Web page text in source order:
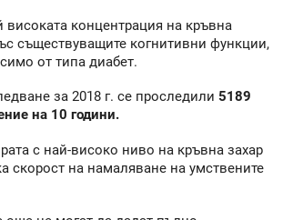
високата концентрация на кръвна
съществуващите когнитивни функции,
от типа диабет.
за 2018 г. се проследили 5189
на 10 години.
с най-високо ниво на кръвна захар
скорост на намаляване на умствените